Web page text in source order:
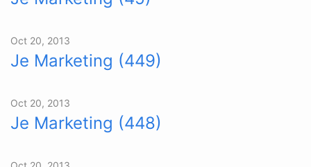
Oct 20, 2013
Je Marketing (449)
Oct 20, 2013
Je Marketing (448)